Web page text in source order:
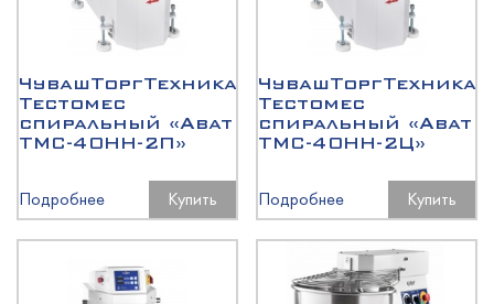
ЧувашТоргТехника
Тестомес
спиральный «Abat
ТМС-40НН-2П»
Подробнее Купить
ЧувашТоргТехника
Тестомес
спиральный «Abat
ТМС-40НН-2Ц»
Подробнее Купить